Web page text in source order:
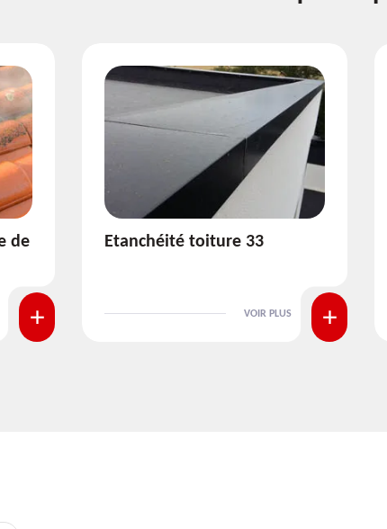
Réparation de toiture 33
VOIR PLUS